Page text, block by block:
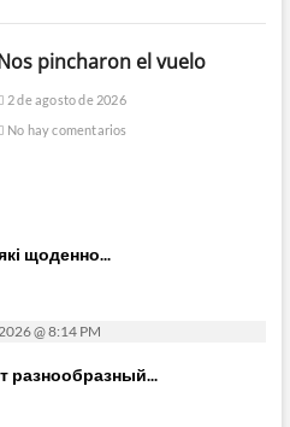
pincharon el vuelo
2 de agosto de 2026
No hay comentarios
щоденно...
@ 8:14 PM
разнообразный...